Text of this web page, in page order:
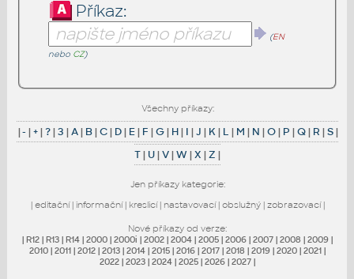
Příkaz:
(EN
nebo CZ)
Všechny příkazy:
|- |+|?|3 |A| B|C| D| E| F |G| H| I |J | K| L | M | N |O| P |Q| R |S|
T| U|V|W|X |Z |
Jen příkazy kategorie:
| editační| informační| kreslicí| nastavovací| obslužný| zobrazovací|
Nové příkazy od verze:
| R12 | R13 | R14 | 2000 | 2000i | 2002 | 2004 | 2005 | 2006 | 2007 | 2008 | 2009 |
2010 | 2011 | 2012 | 2013 | 2014 | 2015 | 2016 | 2017 | 2018 | 2019 | 2020 | 2021 |
2022 | 2023 | 2024 | 2025 | 2026 | 2027 |